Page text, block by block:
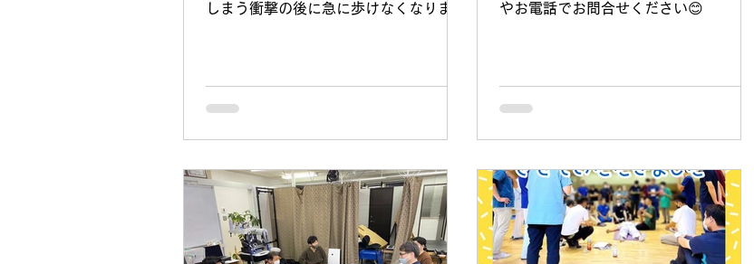
しまう衝撃の後に急に歩けなくなりま
やお電話でお問合せください😊